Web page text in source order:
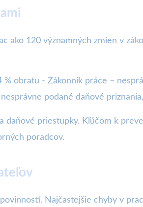
ako 120 významných zmien v
obratu - Zákonník práce –
podané daňové
daňové priestupky. Kľúčom k
poradcov.
Najčastejšie chyby v